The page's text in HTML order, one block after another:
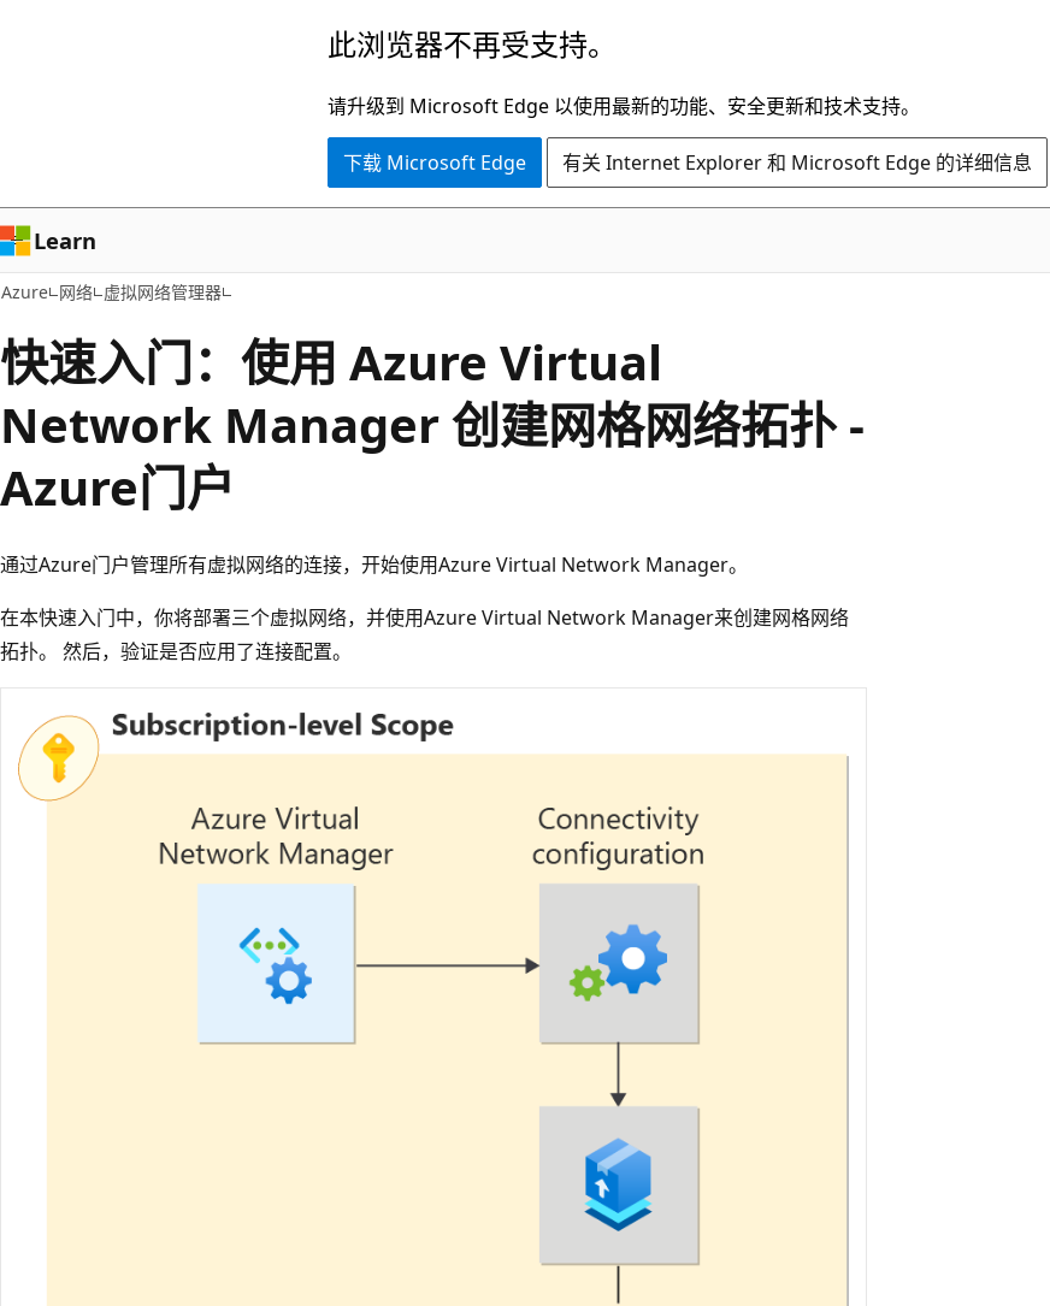
容
此浏览器不再受支持。
请升级到 Microsoft Edge 以使用最新的功能、安全更新和技术支持。
下载 Microsoft Edge 有关 Internet Explorer 和 Microsoft Edge 的详细信息
Learn
Azure 网络 虚拟网络管理器
快速入门：使用 Azure Virtual
Network Manager 创建网格网络拓扑 -
Azure门户
通过Azure门户管理所有虚拟网络的连接，开始使用Azure Virtual Network Manager。
在本快速入门中，你将部署三个虚拟网络，并使用Azure Virtual Network Manager来创建网格网络
拓扑。 然后，验证是否应用了连接配置。